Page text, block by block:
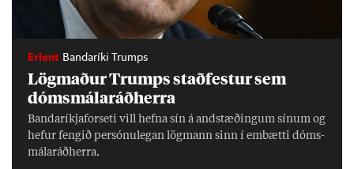
Erlent Bandaríki Trumps
Lög­mað­ur Trumps stað­fest­ur sem
dóms­mála­ráð­herra
Banda­ríkja­for­seti vill hefna sín á and­stæð­ing­um sín­um og
hef­ur feng­ið per­sónu­leg­an lög­mann sinn í embætti dóms­
mála­ráð­herra.